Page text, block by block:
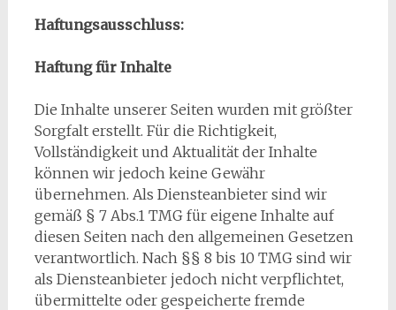
Haftungsausschluss:
Haftung für Inhalte
Die Inhalte unserer Seiten wurden mit größter
Sorgfalt erstellt. Für die Richtigkeit,
Vollständigkeit und Aktualität der Inhalte
können wir jedoch keine Gewähr
übernehmen. Als Diensteanbieter sind wir
gemäß § 7 Abs.1 TMG für eigene Inhalte auf
diesen Seiten nach den allgemeinen Gesetzen
verantwortlich. Nach §§ 8 bis 10 TMG sind wir
als Diensteanbieter jedoch nicht verpflichtet,
übermittelte oder gespeicherte fremde